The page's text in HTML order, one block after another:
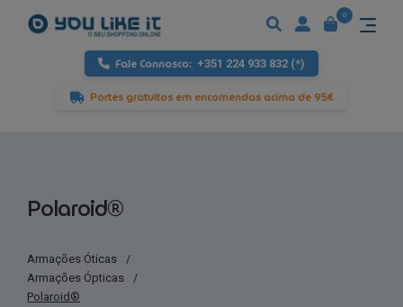
Fale Connosco: +351 224 933 832 (*)
Portes gratuitos em encomendas acima de 95€
0
Polaroid®
Armações Óticas
/
Armações Ópticas
/
Polaroid®